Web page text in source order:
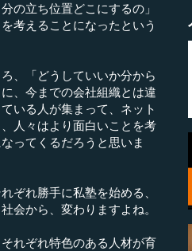
の立ち位置どこにするの」
考えることになったという
、「どうしていいか分から
、今までの会社組織とは違
いる人が集まって、ネット
人々はより面白いことを考
ってくるだろうと思いま
れ勝手に私塾を始める、
会から、変わりますよね。
れぞれ特色のある人材が育